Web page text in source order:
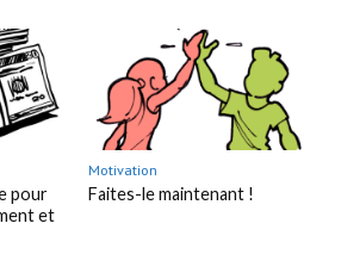
pour
et
Motivation
Faites-le maintenant !